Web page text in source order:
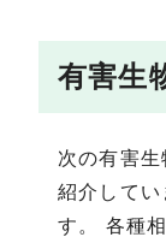
有害生
次の有害
紹介して
す。 各種